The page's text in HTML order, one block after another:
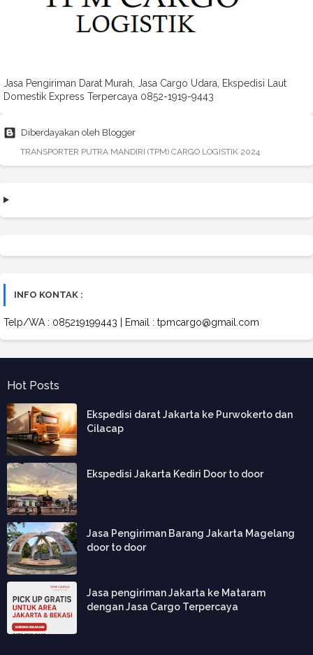
Jasa Pengiriman Darat Murah, Jasa Cargo Udara, Ekspedisi Laut
Domestik Express Terpercaya 0852-1919-9443
Diberdayakan oleh Blogger
TRANSPORTER PUTRA MANDIRI (TPM) CARGO LOGISTIK 2024
INFO KONTAK :
Telp/WA : 085219199443 | Email : tpmcargo@gmail.com
Hot Posts
Ekspedisi darat Jakarta ke Purwokerto dan
Cilacap
Ekspedisi Jakarta Kediri Door to door
Jasa Pengiriman Barang Jakarta Magelang
door to door
Jasa pengiriman Jakarta ke Mataram
dengan Jasa Cargo Terpercaya